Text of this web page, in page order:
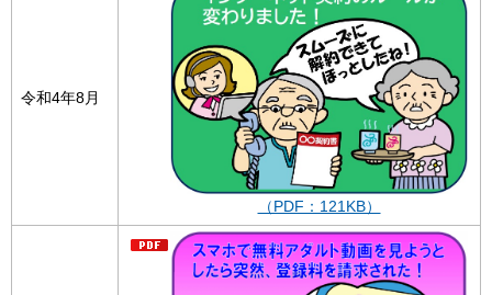
令和4年8月
（PDF：121KB）